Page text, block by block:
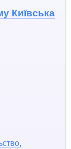
Київська